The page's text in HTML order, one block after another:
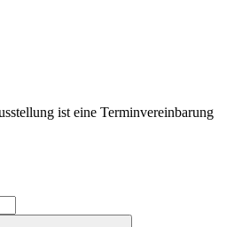
ist eine Terminvereinbarung